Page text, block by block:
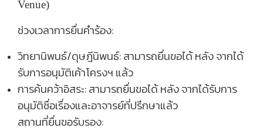
Venue)
ช่วงเวลาการยื่นคำร้อง:
วิทยานิพนธ์/ดุษฎีนิพนธ์:สามารถยื่นขอได้หลังจากได้
รับการอนุมัติเค้าโครงฯ แล้ว
การค้นคว้าอิสระ:สามารถยื่นขอได้หลังจากได้รับการ
อนุมัติชื่อเรื่องและอาจารย์ที่ปรึกษาแล้ว
สถานที่ยื่นขอรับรอง: